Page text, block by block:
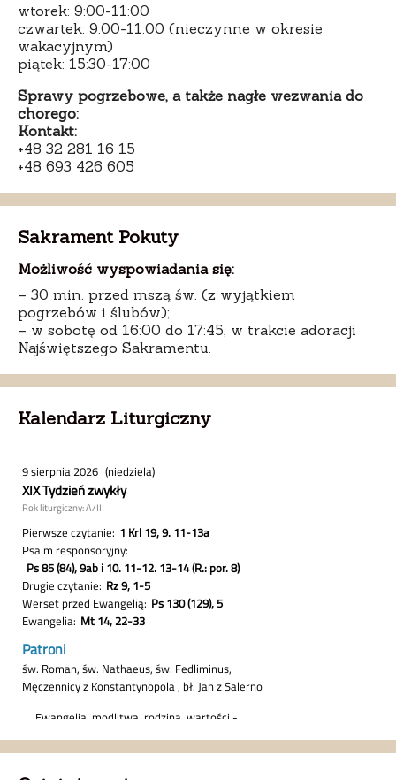
wtorek: 9:00-11:00
czwartek: 9:00-11:00 (nieczynne w okresie
wakacyjnym)
piątek: 15:30-17:00
Sprawy pogrzebowe, a także nagłe wezwania do
chorego:
Kontakt:
+48 32 281 16 15
+48 693 426 605
Sakrament Pokuty
Możliwość wyspowiadania się:
– 30 min. przed mszą św. (z wyjątkiem
pogrzebów i ślubów);
– w sobotę od 16:00 do 17:45, w trakcie adoracji
Najświętszego Sakramentu.
Kalendarz Liturgiczny